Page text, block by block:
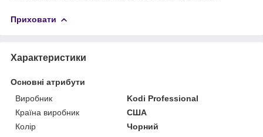
Приховати
Характеристики
Основні атрибути
Виробник
Kodi Professional
Країна виробник
США
Колір
Чорний